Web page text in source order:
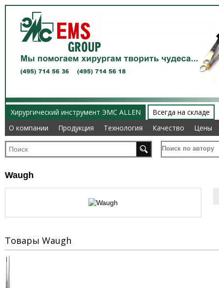
Хирургический инструмент ЭМС ALLEN
О компании
Продукция Технология Качество Цены
Всегда на складе
О компании
Продукция Технология Качество Цены
Поиск по автору
Waugh
Товары Waugh